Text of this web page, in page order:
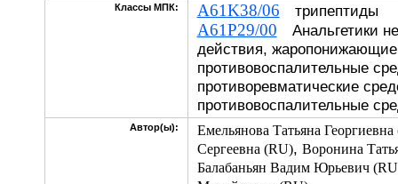
Классы МПК: A61K38/06 трипептиды
A61P29/00 Анальгетики
действия,
противовоспалительные
противоревматические
противовоспалительные
Автор(ы):
Емельянова Татьяна
Сергеевна (RU), Воронина
Балабаньян Вадим Юрьевич